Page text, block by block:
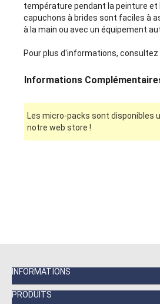
température pendant la peinture et
capuchons à brides sont faciles à
à la main ou avec un équipement
Pour plus d'informations,
Informations
Les micro-packs sont disponibles
notre web store !
INFORMATIONS
PRODUITS